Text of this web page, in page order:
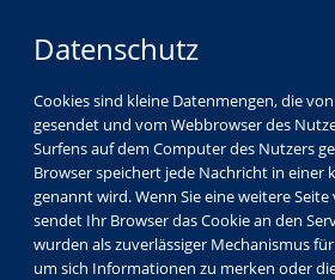
Datenschutz
Cookies sind kleine Datenmengen, die
gesendet und vom Webbrowser des
Surfens auf dem Computer des Nutzers
Browser speichert jede Nachricht in einer
genannt wird. Wenn Sie eine weitere
sendet Ihr Browser das Cookie an den
wurden als zuverlässiger Mechanismus
um sich Informationen zu merken oder
Service Club50